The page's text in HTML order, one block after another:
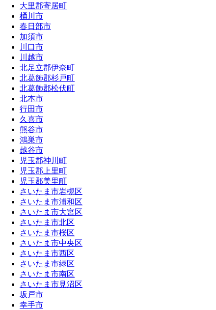
大里郡寄居町
桶川市
春日部市
加須市
川口市
川越市
北足立郡伊奈町
北葛飾郡杉戸町
北葛飾郡松伏町
北本市
行田市
久喜市
熊谷市
鴻巣市
越谷市
児玉郡神川町
児玉郡上里町
児玉郡美里町
さいたま市岩槻区
さいたま市浦和区
さいたま市大宮区
さいたま市北区
さいたま市桜区
さいたま市中央区
さいたま市西区
さいたま市緑区
さいたま市南区
さいたま市見沼区
坂戸市
幸手市